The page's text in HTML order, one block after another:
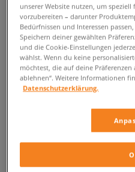
abgefahrener
Neuauflage
Das klassische Modell von Nike
unbekannten Version zurück, die
ansprechen wird, die den
zu schätzen wissen. Obwohl die
ersten Blick wie andere,
Sohle erscheinen mögen, sind sie
die Technologie, die für den
handgefertigten (!) Design.
Entdecke das diskrete
unserer Website nutzen, um
vorzubereiten – darunter
Bedürfnissen und Interessen
Speichern deiner gewählten
und die Cookie-Einstellungen
wählst. Wenn du keine
möchtest, die auf deine
ablehnen“. Weitere Informationen
Datenschutzerklärung.